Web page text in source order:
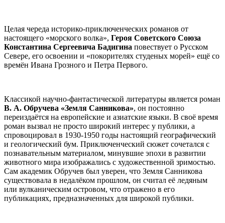
Целая череда историко-приключенческих романов от
настоящего «морского волка», Героя Советского Союза
Константина Сергеевича Бадигина повествует о Русском
Севере, его освоении и «покорителях студеных морей» ещё со
времён Ивана Грозного и Петра Первого.
Классикой научно-фантастической литературы является роман
В. А. Обручева «Земля Санникова», он постоянно
переиздаётся на европейские и азиатские языки. В своё время
роман вызвал не просто широкий интерес у публики, а
спровоцировал в 1930-1950 годы настоящий географический
и геологический бум. Приключенческий сюжет сочетался с
познавательным материалом, минувшие эпохи в развитии
животного мира изображались с художественной зримостью.
Сам академик Обручев был уверен, что Земля Санникова
существовала в недалёком прошлом, он считал её ледяным
или вулканическим островом, что отражено в его
публикациях, предназначенных для широкой публики.